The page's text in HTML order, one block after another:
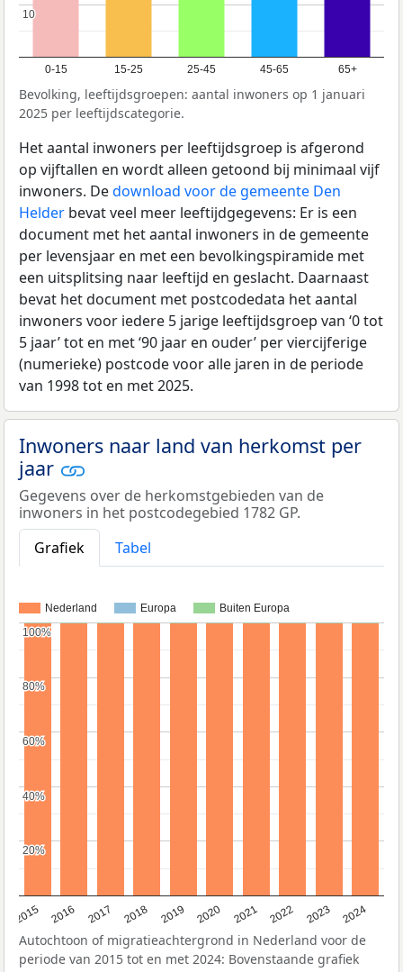
0-15 15-25 25-45 45-65 65+
10
10
Bevolking, leeftijdsgroepen: aantal inwoners op 1 januari
2025 per leeftijdscategorie.
Het aantal inwoners per leeftijdsgroep is afgerond
op vijftallen en wordt alleen getoond bij minimaal vijf
inwoners. Dedownload voor de gemeente Den
Helder bevat veel meer leeftijdgegevens: Er is een
document met het aantal inwoners in de gemeente
per levensjaar en met een bevolkingspiramide met
een uitsplitsing naar leeftijd en geslacht. Daarnaast
bevat het document met postcodedata het aantal
inwoners voor iedere 5 jarige leeftijdsgroep van ‘0 tot
5 jaar’ tot en met ‘90 jaar en ouder’ per viercijferige
(numerieke) postcode voor alle jaren in de periode
van 1998 tot en met 2025.
Inwoners naar land van herkomst per
jaar
Gegevens over de herkomstgebieden van de
inwoners in het postcodegebied 1782 GP.
Grafiek
Tabel
Nederland Europa Buiten Europa
2015 2016 2017 2018 2019 2020 2021 2022 2023 2024
20%
20%
40%
40%
60%
60%
80%
80%
100%
100%
Autochtoon of migratieachtergrond in Nederland voor de
periode van 2015 tot en met 2024: Bovenstaande grafiek